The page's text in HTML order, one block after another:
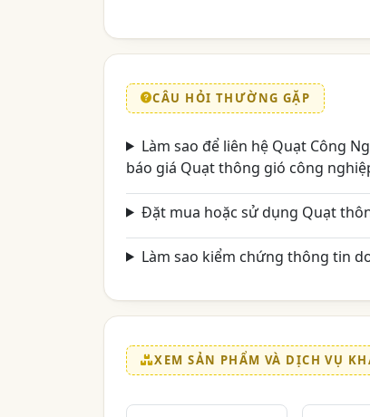
CÂU HỎI THƯỜNG GẶP
Làm sao để liên hệ Quạt Công
báo giá Quạt thông gió công
Đặt mua hoặc sử dụng Quạt
Làm sao kiểm chứng thông tin
XEM SẢN PHẨM VÀ DỊCH VỤ